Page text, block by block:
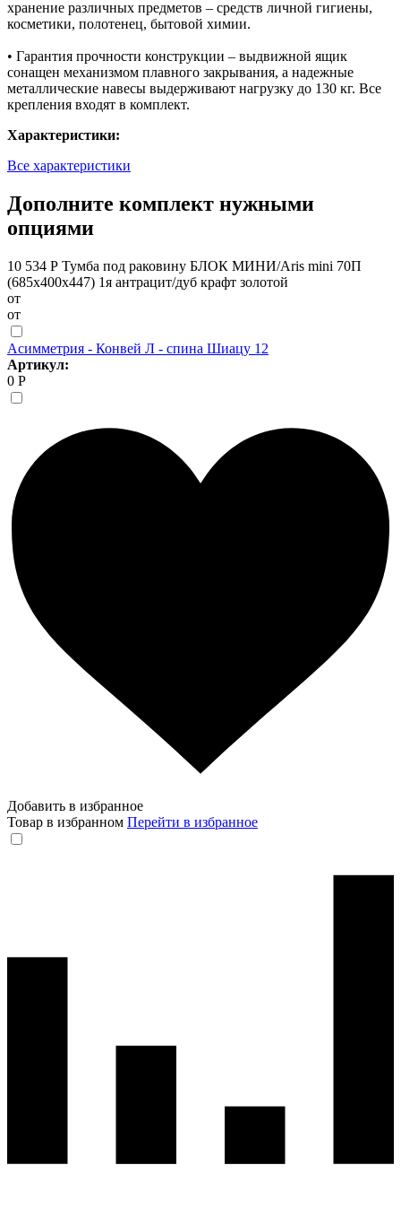
хранение различных предметов – средств личной гигиены,
косметики, полотенец, бытовой химии.
• Гарантия прочности конструкции – выдвижной ящик
сонащен механизмом плавного закрывания, а надежные
металлические навесы выдерживают нагрузку до 130 кг. Все
крепления входят в комплект.
Характеристики:
Все характеристики
Дополните комплект нужными
опциями
10 534 Р Тумба под раковину БЛОК МИНИ/Aris mini 70П
(685х400х447) 1я антрацит/дуб крафт золотой
от
от
Асимметрия - Конвей Л - спина Шиацу 12
Артикул:
0 Р
Добавить в избранное
Товар в избранном Перейти в избранное